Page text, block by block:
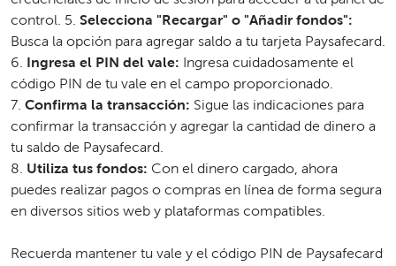
control. 5. Selecciona "Recargar" o "Añadir fondos":
Busca la opción para agregar saldo a tu tarjeta Paysafecard.
6. Ingresa el PIN del vale: Ingresa cuidadosamente el
código PIN de tu vale en el campo proporcionado.
7. Confirma la transacción: Sigue las indicaciones para
confirmar la transacción y agregar la cantidad de dinero a
tu saldo de Paysafecard.
8. Utiliza tus fondos: Con el dinero cargado, ahora
puedes realizar pagos o compras en línea de forma segura
en diversos sitios web y plataformas compatibles.
Recuerda mantener tu vale y el código PIN de Paysafecard